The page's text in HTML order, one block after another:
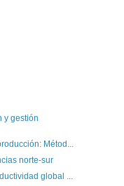
y gestión
Métod...
norte-sur
global ...